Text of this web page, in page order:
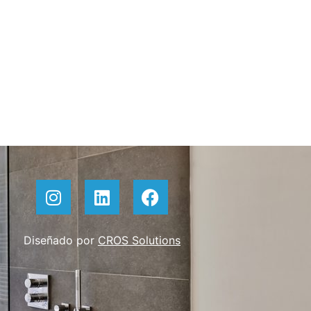
Diseñado por CROS Solutions